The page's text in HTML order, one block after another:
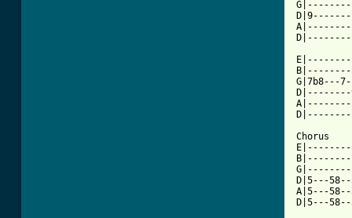
Chorus
D|5---
A|5---
D|5---